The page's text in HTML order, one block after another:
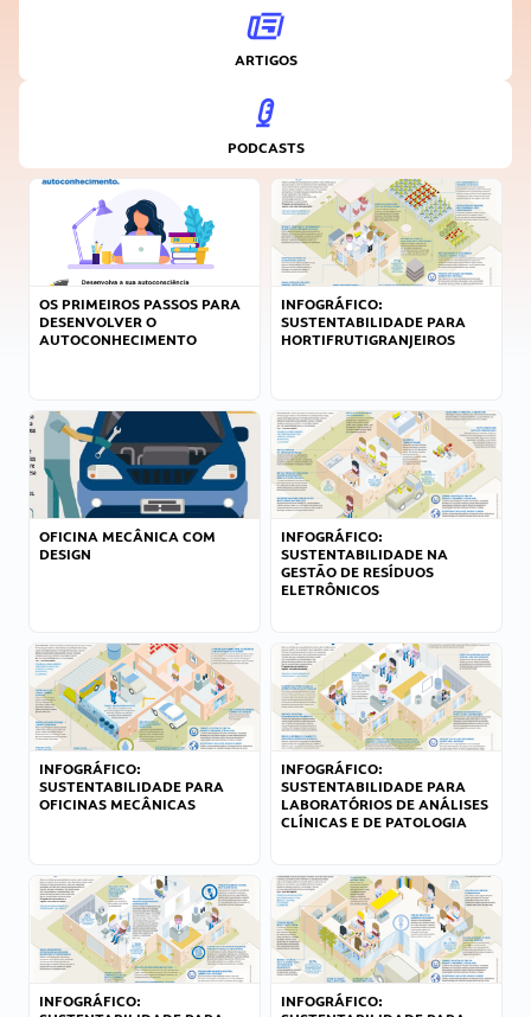
ARTIGOS
PODCASTS
OS PRIMEIROS PASSOS PARA
DESENVOLVER O
AUTOCONHECIMENTO
INFOGRÁFICO:
SUSTENTABILIDADE PARA
HORTIFRUTIGRANJEIROS
OFICINA MECÂNICA COM
DESIGN
INFOGRÁFICO:
SUSTENTABILIDADE NA
GESTÃO DE RESÍDUOS
ELETRÔNICOS
INFOGRÁFICO:
SUSTENTABILIDADE PARA
OFICINAS MECÂNICAS
INFOGRÁFICO:
SUSTENTABILIDADE PARA
LABORATÓRIOS DE ANÁLISES
CLÍNICAS E DE PATOLOGIA
INFOGRÁFICO:
INFOGRÁFICO: